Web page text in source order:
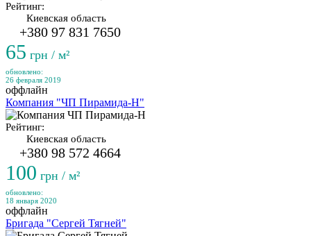
Рейтинг:
Киевская область
+380 97 831 7650
65 грн / м²
обновлено:
26 февраля 2019
оффлайн
Компания "ЧП Пирамида-Н"
Рейтинг:
Киевская область
+380 98 572 4664
100 грн / м²
обновлено:
18 января 2020
оффлайн
Бригада "Сергей Тягней"